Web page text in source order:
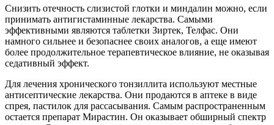
Снизить отечность слизистой глотки и миндалин можно, если
принимать антигистаминные лекарства. Самыми
эффективными являются таблетки Зиртек, Телфас. Они
намного сильнее и безопаснее своих аналогов, а еще имеют
более продолжительное терапевтическое влияние, не оказывая
седативный эффект.
Для лечения хронического тонзиллита используют местные
антисептические лекарства. Они продаются в аптеке в виде
спрея, пастилок для рассасывания. Самым распространенным
остается препарат Мирастин. Он оказывает обширный спектр